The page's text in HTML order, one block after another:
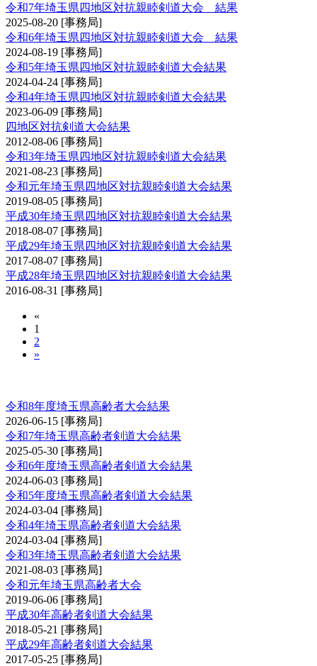
令和7年埼玉県四地区対抗親睦剣道大会 結果
2025-08-20 [事務局]
令和6年埼玉県四地区対抗親睦剣道大会 結果
2024-08-19 [事務局]
令和5年埼玉県四地区対抗親睦剣道大会結果
2024-04-24 [事務局]
令和4年埼玉県四地区対抗親睦剣道大会結果
2023-06-09 [事務局]
四地区対抗剣道大会結果
2012-08-06 [事務局]
令和3年埼玉県四地区対抗親睦剣道大会結果
2021-08-23 [事務局]
令和元年埼玉県四地区対抗親睦剣道大会結果
2019-08-05 [事務局]
平成30年埼玉県四地区対抗親睦剣道大会結果
2018-08-07 [事務局]
平成29年埼玉県四地区対抗親睦剣道大会結果
2017-08-07 [事務局]
平成28年埼玉県四地区対抗親睦剣道大会結果
2016-08-31 [事務局]
«
1
2
»
令和8年度埼玉県高齢者大会結果
2026-06-15 [事務局]
令和7年埼玉県高齢者剣道大会結果
2025-05-30 [事務局]
令和6年度埼玉県高齢者剣道大会結果
2024-06-03 [事務局]
令和5年度埼玉県高齢者剣道大会結果
2024-03-04 [事務局]
令和4年埼玉県高齢者剣道大会結果
2024-03-04 [事務局]
令和3年埼玉県高齢者剣道大会結果
2021-08-03 [事務局]
令和元年埼玉県高齢者大会
2019-06-06 [事務局]
平成30年高齢者剣道大会結果
2018-05-21 [事務局]
平成29年高齢者剣道大会結果
2017-05-25 [事務局]